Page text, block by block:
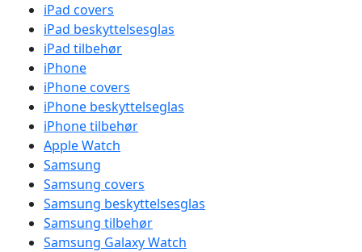
iPad covers
iPad beskyttelsesglas
iPad tilbehør
iPhone
iPhone covers
iPhone beskyttelseglas
iPhone tilbehør
Apple Watch
Samsung
Samsung covers
Samsung beskyttelsesglas
Samsung tilbehør
Samsung Galaxy Watch